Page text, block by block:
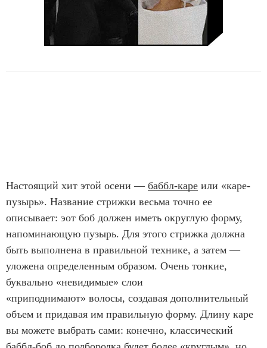
Настоящий хит этой осени — баббл-каре или «каре-
пузырь». Название стрижки весьма точно ее
описывает: эот боб должен иметь округлую форму,
напоминающую пузырь. Для этого стрижка должна
быть выполнена в правильной технике, а затем —
уложена определенным образом. Очень тонкие,
буквально «невидимые» слои
«приподнимают» волосы, создавая дополнительный
объем и придавая им правильную форму. Длину каре
вы можете выбрать сами: конечно, классический